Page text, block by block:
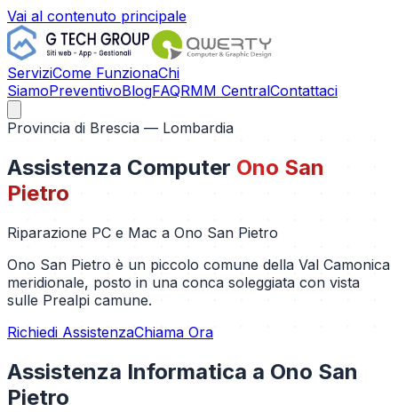
Vai al contenuto principale
ServiziCome FunzionaChi
SiamoPreventivoBlogFAQRMM CentralContattaci
Provincia di Brescia — Lombardia
Assistenza Computer Ono San
Pietro
Riparazione PC e Mac a Ono San Pietro
Ono San Pietro è un piccolo comune della Val Camonica
meridionale, posto in una conca soleggiata con vista
sulle Prealpi camune.
Richiedi AssistenzaChiama Ora
Assistenza Informatica a Ono San
Pietro